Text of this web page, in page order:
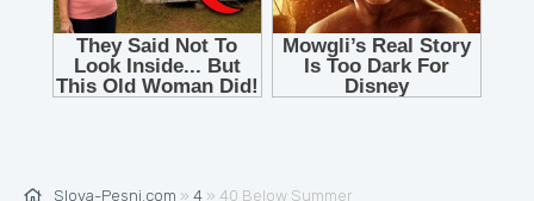
Slova-Pesni.com » 4 » 40 Below Summer